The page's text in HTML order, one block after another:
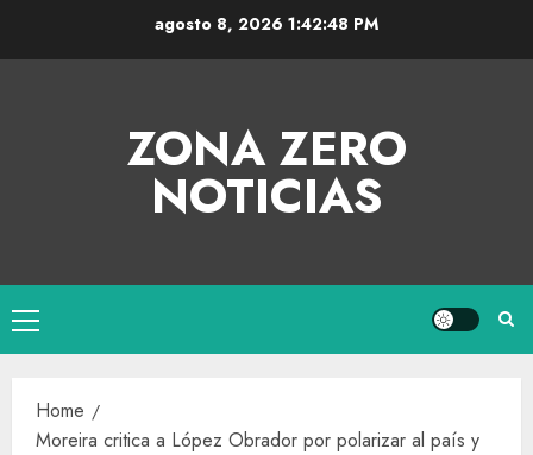
agosto 8, 2026 1:42:48 PM
ZONA ZERO
NOTICIAS
Home
Moreira critica a López Obrador por polarizar al país y